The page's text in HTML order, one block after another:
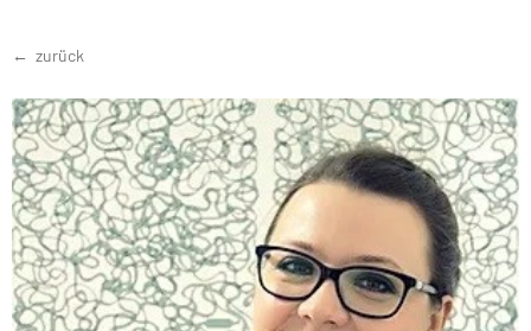
zurück